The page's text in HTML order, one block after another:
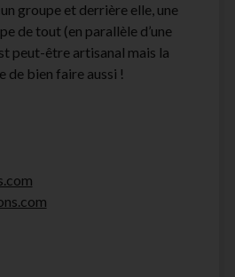
groupe et derrière elle, une
de tout (en parallèle d’une
peut-être artisanal mais la
de bien faire aussi !